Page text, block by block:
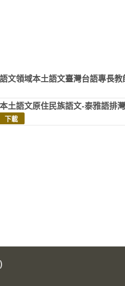
文領域本土語文臺灣台語專長
土語文原住民族語文-泰雅語排
下載
)